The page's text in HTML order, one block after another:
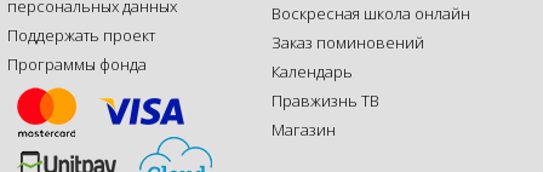
персональных данных
Поддержать проект
Программы фонда
Воскресная школа онлайн
Заказ поминовений
Календарь
Правжизнь ТВ
Магазин